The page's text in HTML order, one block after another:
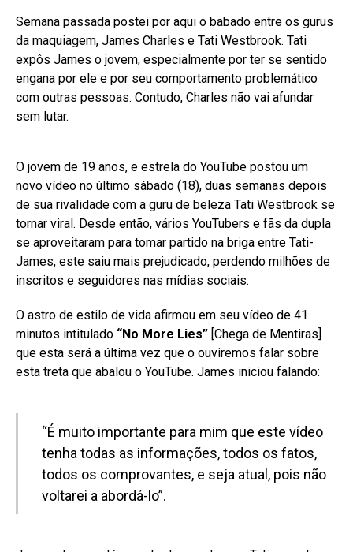
Semana passada postei por aqui o babado entre os gurus
da maquiagem, James Charles e Tati Westbrook. Tati
expôs James o jovem, especialmente por ter se sentido
engana por ele e por seu comportamento problemático
com outras pessoas. Contudo, Charles não vai afundar
sem lutar.
O jovem de 19 anos, e estrela do YouTube postou um
novo vídeo no último sábado (18), duas semanas depois
de sua rivalidade com a guru de beleza Tati Westbrook se
tornar viral. Desde então, vários YouTubers e fãs da dupla
se aproveitaram para tomar partido na briga entre Tati-
James, este saiu mais prejudicado, perdendo milhões de
inscritos e seguidores nas mídias sociais.
O astro de estilo de vida afirmou em seu vídeo de 41
minutos intitulado “No More Lies” [Chega de Mentiras]
que esta será a última vez que o ouviremos falar sobre
esta treta que abalou o YouTube. James iniciou falando:
“É muito importante para mim que este vídeo
tenha todas as informações, todos os fatos,
todos os comprovantes, e seja atual, pois não
voltarei a abordá-lo”.